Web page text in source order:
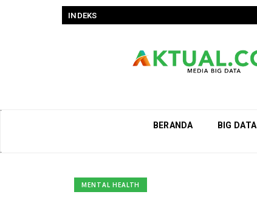
INDEKS
BERANDA BIG DATA
MENTAL HEALTH